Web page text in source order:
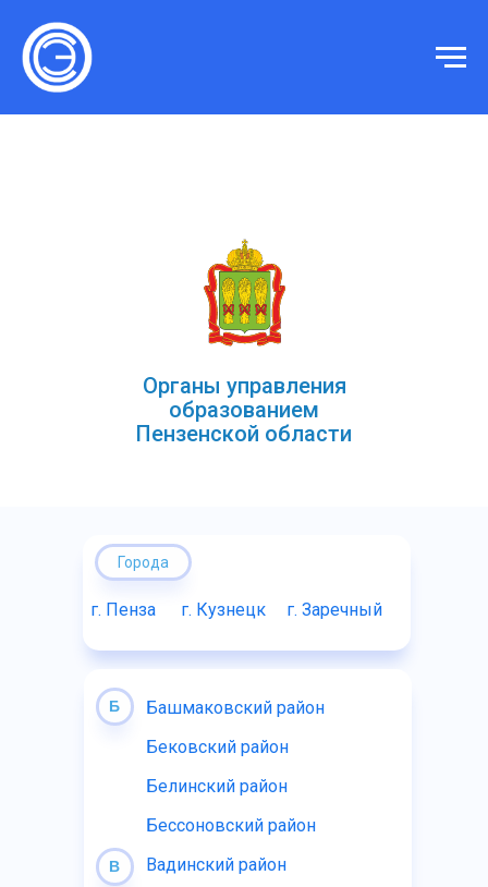
Органы управления
образованием
Пензенской области
г. Пенза г. Кузнецк г. Заречный
Башмаковский район
Бековский район
Белинский район
Бессоновский район
Б
Города
В
Вадинский район